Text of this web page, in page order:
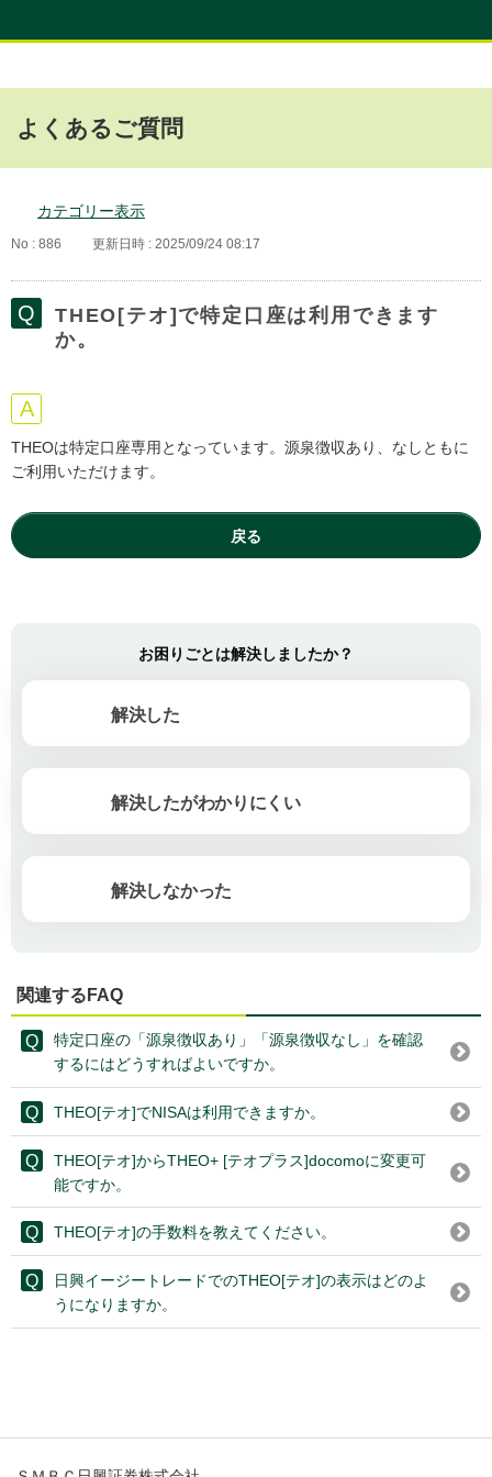
よくあるご質問
カテゴリー表示
No : 886 更新日時 : 2025/09/24 08:17
THEO[テオ]で特定口座は利用できます
か。
THEOは特定口座専用となっています。源泉徴収あり、なしともに
ご利用いただけます。
戻る
お困りごとは解決しましたか？
解決した
解決したがわかりにくい
解決しなかった
関連するFAQ
特定口座の「源泉徴収あり」「源泉徴収なし」を確認
するにはどうすればよいですか。
THEO[テオ]でNISAは利用できますか。
THEO[テオ]からTHEO+ [テオプラス]docomoに変更可
能ですか。
THEO[テオ]の手数料を教えてください。
日興イージートレードでのTHEO[テオ]の表示はどのよ
うになりますか。